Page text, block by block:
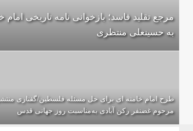
مرجع تقلید فاسد؛ بازخوانی نامه تاریخی امام
به حسینعلی منتظری
طرح امام خامنه ای برای حل مسئله‌ فلسطین/گفتاری
مرحوم غضنفر رکن آبادی به‌مناسبت روز جهانی قدس